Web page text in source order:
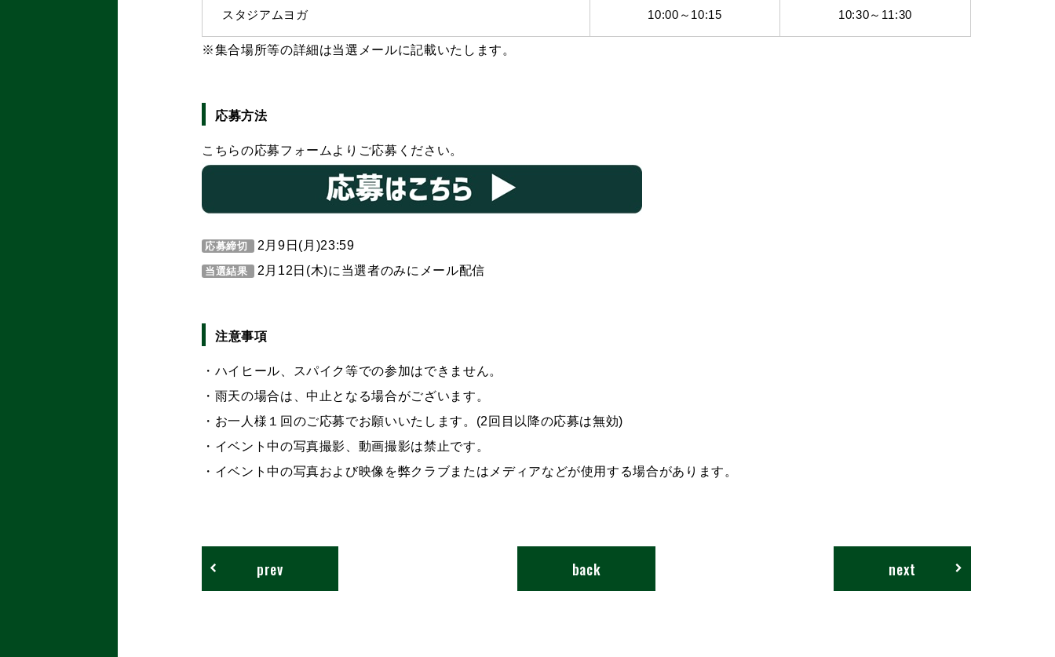
スタジアムヨガ 10:00～10:15 10:30～11:30
※集合場所等の詳細は当選メールに記載いたします。
応募方法
こちらの応募フォームよりご応募ください。
応募締切 2月9日(月)23:59
当選結果 2月12日(木)に当選者のみにメール配信
注意事項
・ハイヒール、スパイク等での参加はできません。
・雨天の場合は、中止となる場合がございます。
・お一人様１回のご応募でお願いいたします。(2回目以降の応募は無効)
・イベント中の写真撮影、動画撮影は禁止です。
・イベント中の写真および映像を弊クラブまたはメディアなどが使用する場合があります。
next
back
prev